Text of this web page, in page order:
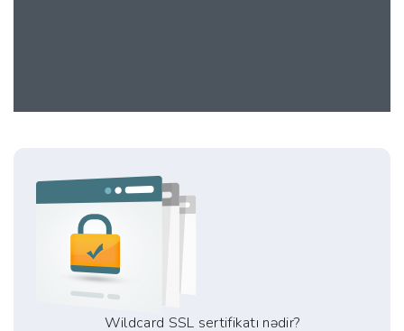
Wildcard SSL sertifikatı nədir?